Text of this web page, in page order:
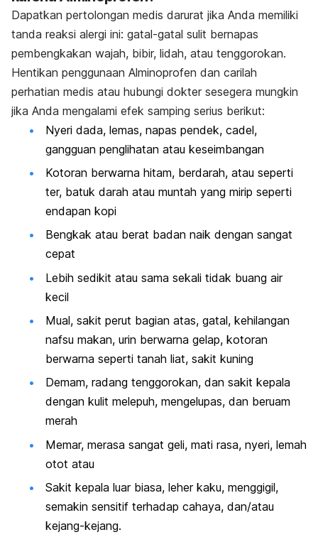
Dapatkan pertolongan medis darurat jika Anda memiliki
tanda reaksi alergi ini: gatal-gatal sulit bernapas
pembengkakan wajah, bibir, lidah, atau tenggorokan.
Hentikan penggunaan Alminoprofen dan carilah
perhatian medis atau hubungi dokter sesegera mungkin
jika Anda mengalami efek samping serius berikut:
Nyeri dada, lemas, napas pendek, cadel,
gangguan penglihatan atau keseimbangan
Kotoran berwarna hitam, berdarah, atau seperti
ter, batuk darah atau muntah yang mirip seperti
endapan kopi
Bengkak atau berat badan naik dengan sangat
cepat
Lebih sedikit atau sama sekali tidak buang air
kecil
Mual, sakit perut bagian atas, gatal, kehilangan
nafsu makan, urin berwarna gelap, kotoran
berwarna seperti tanah liat, sakit kuning
Demam, radang tenggorokan, dan sakit kepala
dengan kulit melepuh, mengelupas, dan beruam
merah
Memar, merasa sangat geli, mati rasa, nyeri, lemah
otot atau
Sakit kepala luar biasa, leher kaku, menggigil,
semakin sensitif terhadap cahaya, dan/atau
kejang-kejang.